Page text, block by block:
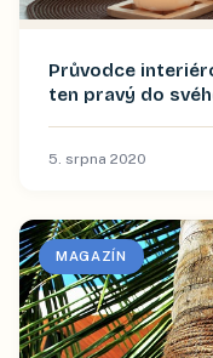
Průvodce
ten pravý do
5. srpna 2020
MAGAZÍN